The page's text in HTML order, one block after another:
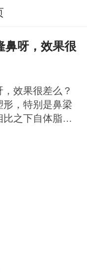
鼻呀，效果很
效果很差么？
形，特别是鼻梁
之下自体脂肪
种柔软部位。